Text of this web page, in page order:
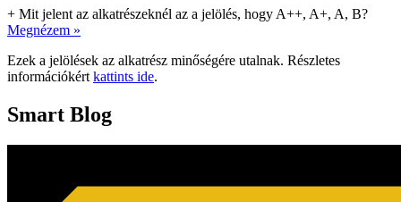
+ Mit jelent az alkatrészeknél az a jelölés, hogy A++, A+, A, B?
Megnézem »
Ezek a jelölések az alkatrész minőségére utalnak. Részletes
információkért kattints ide.
Smart Blog